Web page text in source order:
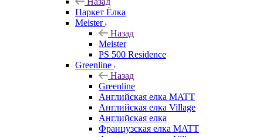
Паркет Ёлка
Meister
Назад
Meister
PS 500 Residence
Greenline
Назад
Greenline
Английская елка MATT
Английская елка Village
Английская елка
Французская елка MATT